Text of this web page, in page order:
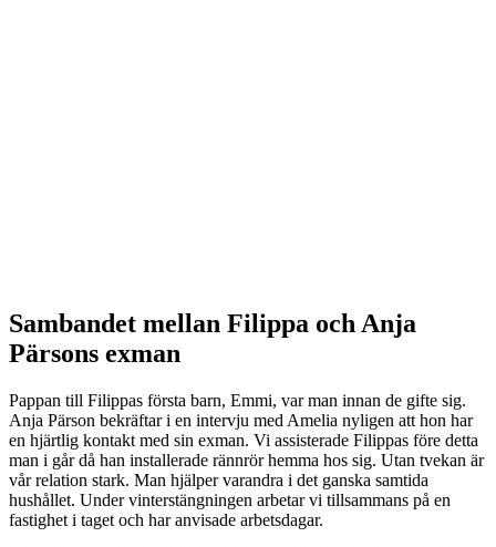
Sambandet mellan Filippa och Anja
Pärsons exman
Pappan till Filippas första barn, Emmi, var man innan de gifte sig.
Anja Pärson bekräftar i en intervju med Amelia nyligen att hon har
en hjärtlig kontakt med sin exman. Vi assisterade Filippas före detta
man i går då han installerade rännrör hemma hos sig. Utan tvekan är
vår relation stark. Man hjälper varandra i det ganska samtida
hushållet. Under vinterstängningen arbetar vi tillsammans på en
fastighet i taget och har anvisade arbetsdagar.